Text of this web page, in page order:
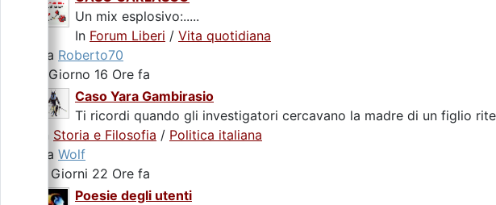
Un mix esplosivo:.....
In Forum Liberi / Vita quotidiana
da Roberto70
1 Giorno 16 Ore fa
Caso Yara Gambirasio
Ti ricordi quando gli investigatori cercavano la madre di un figlio
Storia e Filosofia / Politica italiana
da Wolf
2 Giorni 22 Ore fa
Poesie degli utenti